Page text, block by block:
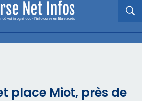
place Miot, près de